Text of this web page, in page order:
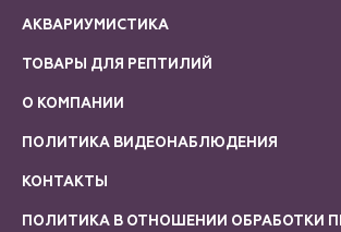
АКВАРИУМИСТИКА
ТОВАРЫ ДЛЯ РЕПТИЛИЙ
О КОМПАНИИ
ПОЛИТИКА ВИДЕОНАБЛЮДЕНИЯ
КОНТАКТЫ
ПОЛИТИКА В ОТНОШЕНИИ ОБРАБОТКИ